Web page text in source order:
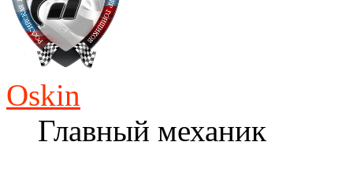
Oskin
Главный механик